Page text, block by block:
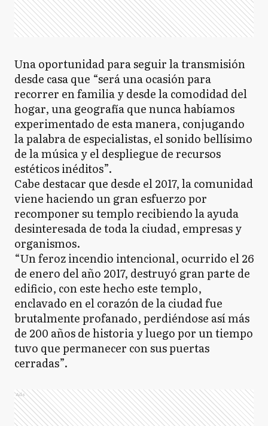
GP General Paz
GP General Pinto
GP General Pueyrredón
GR General Rodríguez
GS General San Martín
GV General Viamonte
GV General Villegas
GL Gral. Las Heras
Una oportunidad para seguir la transmisión
desde casa que “será una ocasión para
recorrer en familia y desde la comodidad del
hogar, una geografía que nunca habíamos
experimentado de esta manera, conjugando
la palabra de especialistas, el sonido bellísimo
de la música y el despliegue de recursos
estéticos inéditos”.
Cabe destacar que desde el 2017, la comunidad
viene haciendo un gran esfuerzo por
recomponer su templo recibiendo la ayuda
desinteresada de toda la ciudad, empresas y
organismos.
“Un feroz incendio intencional, ocurrido el 26
de enero del año 2017, destruyó gran parte de
edificio, con este hecho este templo,
enclavado en el corazón de la ciudad fue
brutalmente profanado, perdiéndose así más
de 200 años de historia y luego por un tiempo
tuvo que permanecer con sus puertas
cerradas”.
Ads